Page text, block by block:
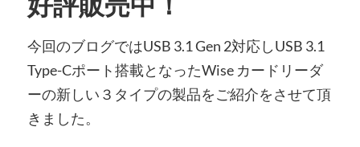
今回のブログではUSB 3.1 Gen 2対応しUSB 3.1
Type-Cポート搭載となったWise カードリーダ
ーの新しい３タイプの製品をご紹介をさせて頂
きました。